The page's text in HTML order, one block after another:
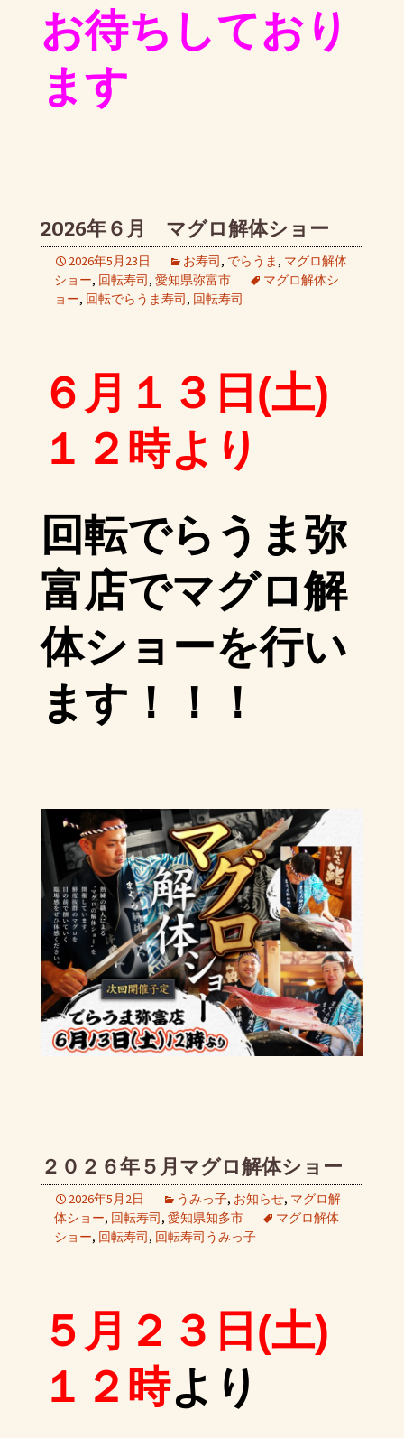
お待ちしており
ます
2026年６月 マグロ解体ショー
2026年5月23日 お寿司, でらうま , マグロ解体
ショー, 回転寿司, 愛知県弥富市
マグロ解体シ
ョー, 回転でらうま寿司, 回転寿司
６月１３日(土)
１２時より
回転でらうま弥
富店でマグロ解
体ショーを行い
ます！！！
２０２６年５月マグロ解体ショー
2026年5月2日 うみっ子, お知らせ, マグロ解
体ショー, 回転寿司, 愛知県知多市
マグロ解体
ショー, 回転寿司, 回転寿司うみっ子
５月２３日(土)
１２時より